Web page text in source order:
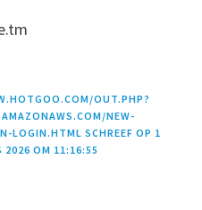
OUT.PHP?
NEW-
LOGIN.HTML SCHREEF OP 1
2026 OM 11:16:55